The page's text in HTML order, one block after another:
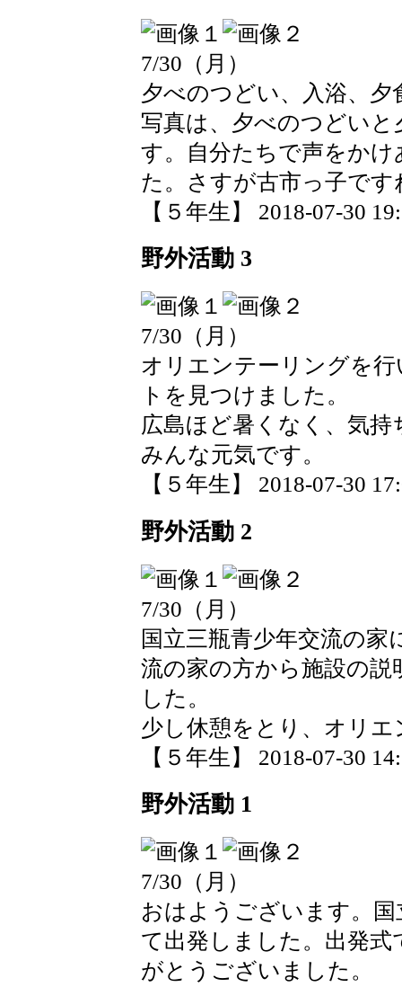
7/30（月）
夕べのつどい、入浴、
写真は、夕べのつどい
す。自分たちで声をか
た。さすが古市っ子です
【５年生】 2018-07-30
野外活動 3
7/30（月）
オリエンテーリングを
トを見つけました。
広島ほど暑くなく、気
みんな元気です。
【５年生】 2018-07-30
野外活動 2
7/30（月）
国立三瓶青少年交流の
流の家の方から施設の
した。
少し休憩をとり、オリ
【５年生】 2018-07-30
野外活動 1
7/30（月）
おはようございます。
て出発しました。出発
がとうございました。